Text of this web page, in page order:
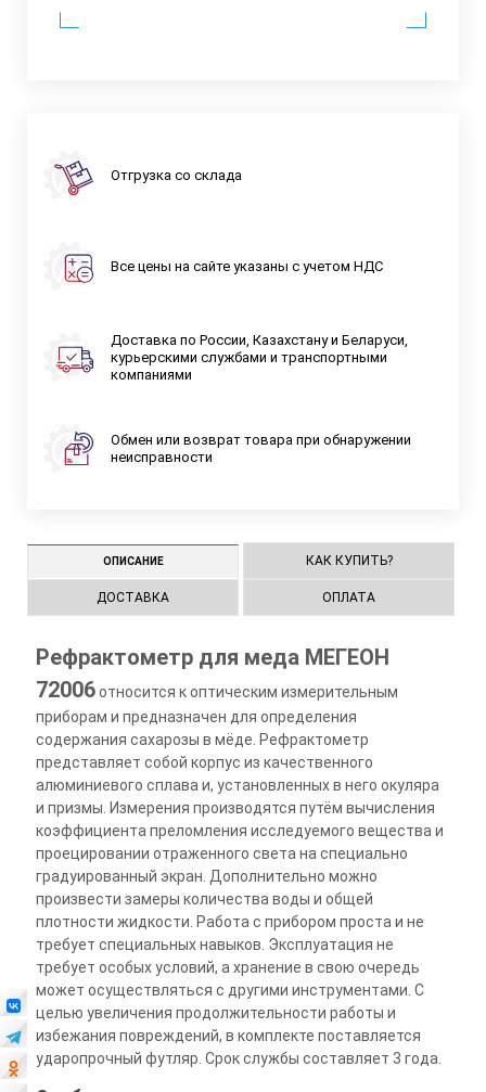
Отгрузка со склада
Все цены на сайте указаны с учетом НДС
Доставка по России, Казахстану и Беларуси,
курьерскими службами и транспортными
компаниями
Обмен или возврат товара при обнаружении
неисправности
ОПИСАНИЕ КАК КУПИТЬ?
ДОСТАВКА ОПЛАТА
Рефрактометр для меда МЕГЕОН
72006относится к оптическим измерительным
приборам и предназначен для определения
содержания сахарозы в мёде. Рефрактометр
представляет собой корпус из качественного
алюминиевого сплава и, установленных в него окуляра
и призмы. Измерения производятся путём вычисления
коэффициента преломления исследуемого вещества и
проецировании отраженного света на специально
градуированный экран. Дополнительно можно
произвести замеры количества воды и общей
плотности жидкости. Работа с прибором проста и не
требует специальных навыков. Эксплуатация не
требует особых условий, а хранение в свою очередь
может осуществляться с другими инструментами. С
целью увеличения продолжительности работы и
избежания повреждений, в комплекте поставляется
ударопрочный футляр. Срок службы составляет 3 года.